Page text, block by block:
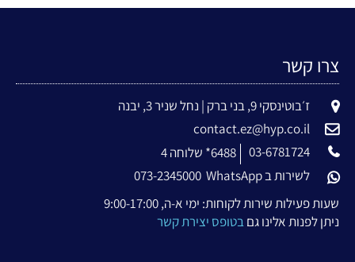
צרו קשר
ז׳בוטינסקי 9, בני ברק | נחל שניר 3, יבנה
contact.ez@hyp.co.il
03-6781724
6488* שלוחה 4
לשירות ב WhatsApp
073-2345000
שעות פעילות שירות לקוחות: ימי א-ה, 9:00-17:00
ניתן לפנות אלינו גםבטופס יצירת קשר